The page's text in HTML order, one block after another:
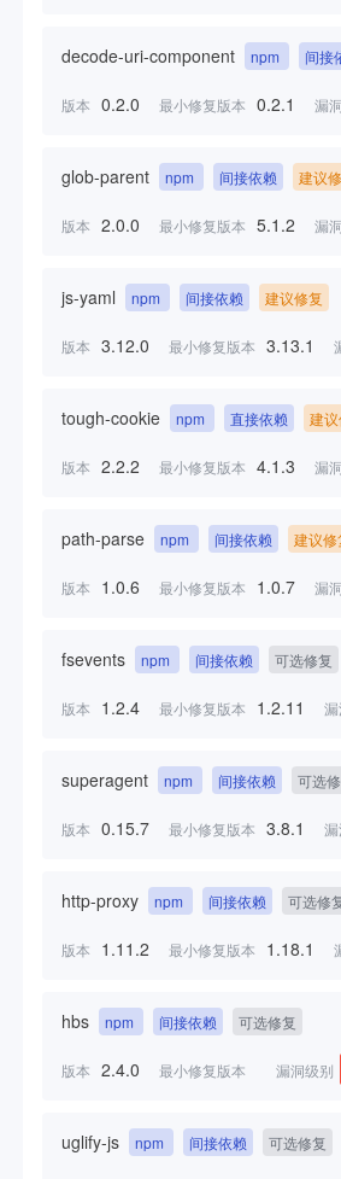
decode-uri-component npm 间接
版本 0.2.0 最小修复版本 0.2.1 漏
glob-parent npm 间接依赖 建议
版本 2.0.0 最小修复版本 5.1.2 漏
js-yaml npm 间接依赖 建议修复
版本 3.12.0 最小修复版本 3.13.1
tough-cookie npm 直接依赖 建
版本 2.2.2 最小修复版本 4.1.3 漏
path-parse npm 间接依赖 建议修
版本 1.0.6 最小修复版本 1.0.7 漏
fsevents npm 间接依赖 可选修复
版本 1.2.4 最小修复版本 1.2.11
superagent npm 间接依赖 可选
版本 0.15.7 最小修复版本 3.8.1
http-proxy npm 间接依赖 可选修
版本 1.11.2 最小修复版本 1.18.1
hbs npm 间接依赖 可选修复
版本 2.4.0 最小修复版本 漏洞级别
uglify-js npm 间接依赖 可选修复